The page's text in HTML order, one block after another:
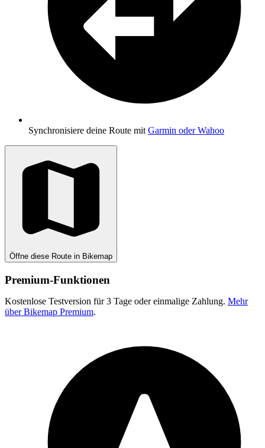
Synchronisiere deine Route mit Garmin oder Wahoo
Öffne diese Route in Bikemap
Premium-Funktionen
Kostenlose Testversion für 3 Tage oder einmalige Zahlung. Mehr
über Bikemap Premium.